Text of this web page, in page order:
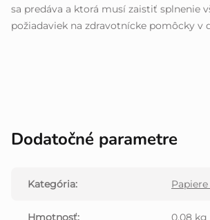
sa predáva a ktorá musí zaistiť splnenie
požiadaviek na zdravotnícke pomôcky v
Dodatočné parametre
Kategória: